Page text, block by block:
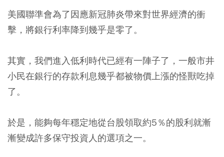
美國聯準會為了因應新冠肺炎帶來對世界經濟的衝
擊，將銀行利率降到幾乎是零了。
其實，我們進入低利時代已經有一陣子了，一般市井
小民在銀行的存款利息幾乎都被物價上漲的怪獸吃掉
了。
於是，能夠每年穩定地從台股領取約5％的股利就漸
漸變成許多保守投資人的選項之一。